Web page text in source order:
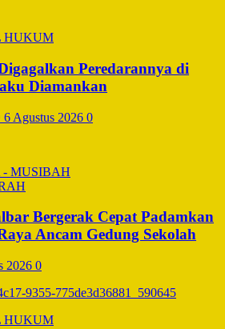
HUKUM
Peredarannya di
Diamankan
6 Agustus 2026 0
MUSIBAH
Bergerak Cepat Padamkan
Ancam Gedung Sekolah
2026 0
HUKUM